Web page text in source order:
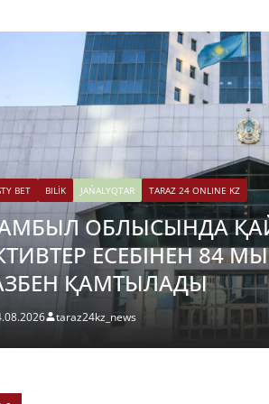
BET BILİK JAŃALYQTAR TARAZ 24 ONLINE KZ
ОБЛЫСЫНДА
ЕСЕБІНЕН 84
ҚАМТЫЛАДЫ
taraz24kz_news
BASTY BET
TARAZ 24 ONLINE KZ